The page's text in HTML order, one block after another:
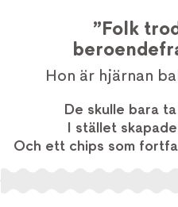
”Folk
Hon är hjärnan
De skulle bara
I stället
Och ett chips som